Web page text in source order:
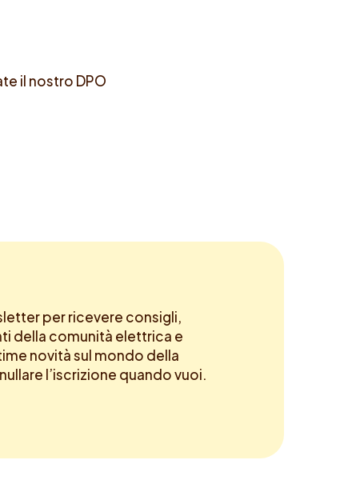
il nostro DPO
per ricevere consigli,
della comunità elettrica e
novità sul mondo della
l’iscrizione quando vuoi.